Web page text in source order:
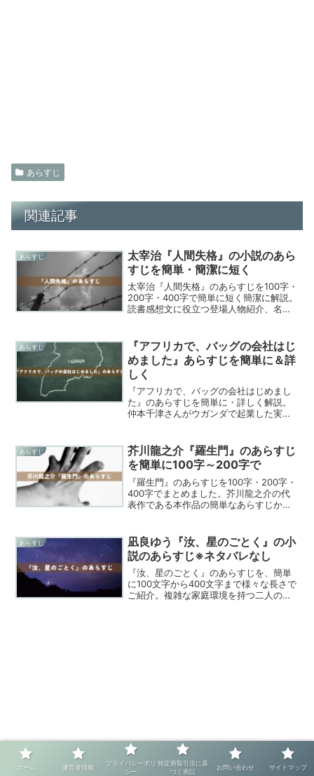
あらすじ
関連記事
あらすじ
太宰治『人間失格』の小説のあら
すじを簡単・簡潔に短く
太宰治『人間失格』のあらすじを100字・
200字・400字で簡単に短く簡潔に解説。
読書感想文に役立つ登場人物紹介、名文
あらすじ
『アフリカで、バッグの会社はじ
めました』あらすじを簡単に＆詳
しく
『アフリカで、バッグの会社はじめまし
た』のあらすじを簡単に・詳しく解説。
仲本千津さんがウガンダで起業した実話
紹介や用語の解説、作品情報も含めてご
紹介します。
あらすじ
芥川龍之介『羅生門』のあらすじ
を簡単に100字～200字で
『羅生門』のあらすじを100字・200字・
400字でまとめました。芥川龍之介の代
表作である本作品の簡単なあらすじか
す。
あらすじ
凪良ゆう『汝、星のごとく』の小
説のあらすじ※ネタバレなし
『汝、星のごとく』のあらすじを、簡単
に100文字から400文字まで様々な長さで
ご紹介。複雑な家庭環境を持つ二人の高
ホーム 運営者情報
プライバシーポリ
シー
特定商取引法に基
づく表記
お問い合わせ サイトマップ